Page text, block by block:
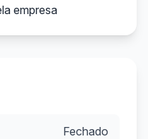
empresa
Fechado